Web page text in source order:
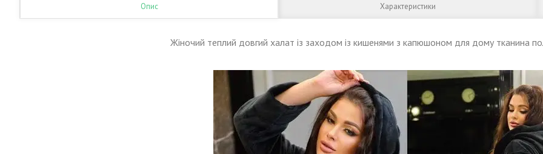
Опис Характеристики
Жіночий теплий довгий халат із заходом із кишенями з капюшоном для дому тканина